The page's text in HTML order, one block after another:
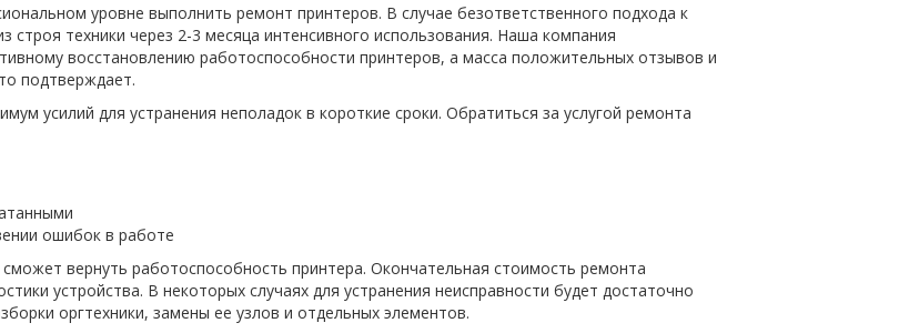
уровне выполнить ремонт принтеров. В случае безответственного подхода к
строя техники через 2-3 месяца интенсивного использования. Наша компания
восстановлению работоспособности принтеров, а масса положительных отзывов и
подтверждает.
усилий для устранения неполадок в короткие сроки. Обратиться за услугой ремонта
ошибок в работе
вернуть работоспособность принтера. Окончательная стоимость ремонта
устройства. В некоторых случаях для устранения неисправности будет достаточно
оргтехники, замены ее узлов и отдельных элементов.